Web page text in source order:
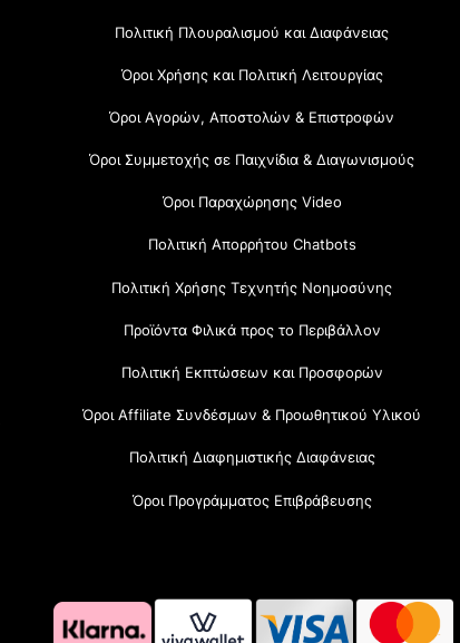
Πολιτική Πλουραλισμού και Διαφάνειας
Όροι Χρήσης και Πολιτική Λειτουργίας
Όροι Αγορών, Αποστολών & Επιστροφών
Όροι Συμμετοχής σε Παιχνίδια & Διαγωνισμούς
Όροι Παραχώρησης Video
Πολιτική Απορρήτου Chatbots
Πολιτική Χρήσης Τεχνητής Νοημοσύνης
Προϊόντα Φιλικά προς το Περιβάλλον
Πολιτική Εκπτώσεων και Προσφορών
Όροι Affiliate Συνδέσμων & Προωθητικού Υλικού
Πολιτική Διαφημιστικής Διαφάνειας
Όροι Προγράμματος Επιβράβευσης